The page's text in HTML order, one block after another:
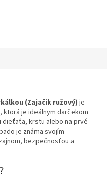
(Zajačik ružový) je
ktorá je ideálnym darčekom
dieťaťa, krstu alebo na prvé
je známa svojím
bezpečnosťou a